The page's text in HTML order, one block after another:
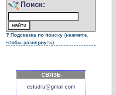
Поиск:
Подсказка по поиску (нажмите,
чтобы развернуть)
СВЯЗЬ
estudru@gmail.com